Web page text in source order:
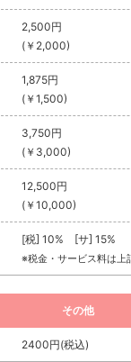
2,500円
(￥2,000)
1,875円
(￥1,500)
3,750円
(￥3,000)
12,500円
(￥10,000)
[税] 10% [サ] 15%
※税金・サービス料は上
その他
2400円(税込)